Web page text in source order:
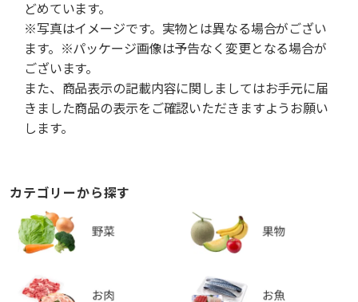
どめています。
※写真はイメージです。実物とは異なる場合がござい
ます。※パッケージ画像は予告なく変更となる場合が
ございます。
また、商品表示の記載内容に関しましてはお手元に届
きました商品の表示をご確認いただきますようお願い
します。
カテゴリーから探す